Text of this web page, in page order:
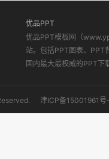
优品PPT
优品PPT模板网（
站。包括PPT图表、PPT
国内最大最权威的PPT下
津ICP备15001961号